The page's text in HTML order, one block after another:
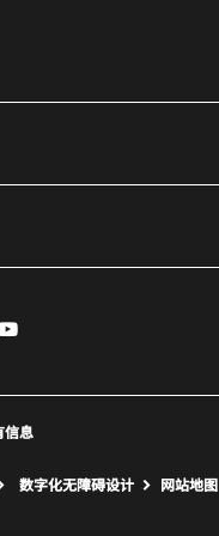
信息
数字化无障碍设计 网站地图